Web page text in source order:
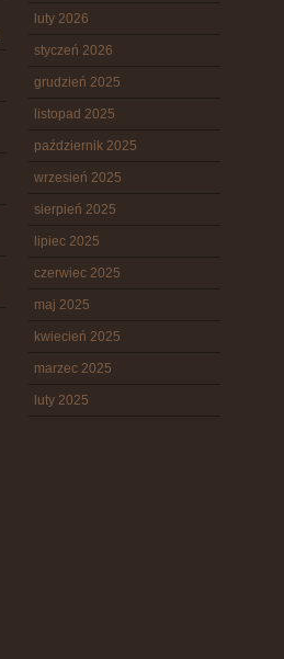
luty 2026
styczeń 2026
grudzień 2025
listopad 2025
październik 2025
wrzesień 2025
sierpień 2025
lipiec 2025
czerwiec 2025
maj 2025
kwiecień 2025
marzec 2025
luty 2025